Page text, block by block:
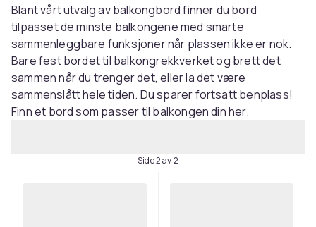
Blant vårt utvalg av balkongbord finner du bord
tilpasset de minste balkongene med smarte
sammenleggbare funksjoner når plassen ikke er nok.
Bare fest bordet til balkongrekkverket og brett det
sammen når du trenger det, eller la det være
sammenslått hele tiden. Du sparer fortsatt benplass!
Finn et bord som passer til balkongen din her.
Side 2 av 2